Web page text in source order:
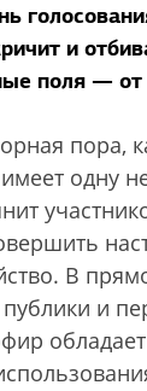
и
поля —
пора,
имеет одну
В
и